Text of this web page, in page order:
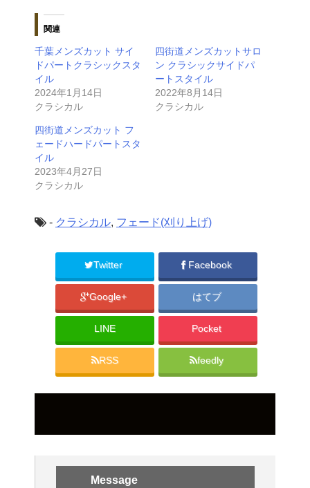
関連
千葉メンズカット サイ
ドパートクラシックスタ
イル
2024年1月14日
クラシカル
四街道メンズカットサロ
ン クラシックサイドパ
ートスタイル
2022年8月14日
クラシカル
四街道メンズカット フ
ェードハードパートスタ
イル
2023年4月27日
クラシカル
- クラシカル, フェード(刈り上げ)
Twitter Facebook
Google+ はてブ
LINE Pocket
RSS feedly
Message